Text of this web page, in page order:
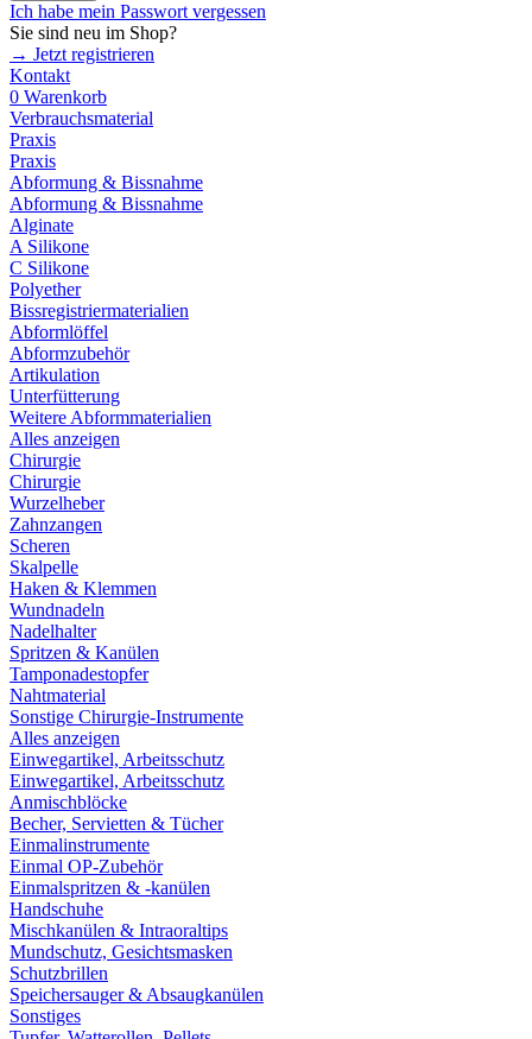
Ich habe mein Passwort vergessen
Sie sind neu im Shop?
→ Jetzt registrieren
Kontakt
0 Warenkorb
Verbrauchsmaterial
Praxis
Praxis
Abformung & Bissnahme
Abformung & Bissnahme
Alginate
A Silikone
C Silikone
Polyether
Bissregistriermaterialien
Abformlöffel
Abformzubehör
Artikulation
Unterfütterung
Weitere Abformmaterialien
Alles anzeigen
Chirurgie
Chirurgie
Wurzelheber
Zahnzangen
Scheren
Skalpelle
Haken & Klemmen
Wundnadeln
Nadelhalter
Spritzen & Kanülen
Tamponadestopfer
Nahtmaterial
Sonstige Chirurgie-Instrumente
Alles anzeigen
Einwegartikel, Arbeitsschutz
Einwegartikel, Arbeitsschutz
Anmischblöcke
Becher, Servietten & Tücher
Einmalinstrumente
Einmal OP-Zubehör
Einmalspritzen & -kanülen
Handschuhe
Mischkanülen & Intraoraltips
Mundschutz, Gesichtsmasken
Schutzbrillen
Speichersauger & Absaugkanülen
Sonstiges